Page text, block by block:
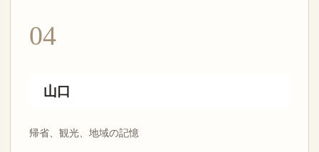
04
山口
帰省、観光、地域の記憶